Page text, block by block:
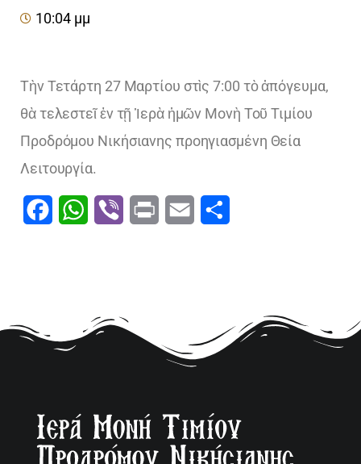
10:04 μμ
Τὴν Τετάρτη 27 Μαρτίου στὶς 7:00 τὸ ἀπόγευμα,
θὰ τελεστεῖ ἐν τῇ Ἱερὰ ἡμῶν Μονὴ Τοῦ Τιμίου
Προδρόμου Νικήσιανης προηγιασμένη Θεία
Λειτουργία.
FacebookWhatsApp
Viber Print Email